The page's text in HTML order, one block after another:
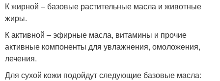
К жирной – базовые растительные масла и животные
жиры.
К активной – эфирные масла, витамины и прочие
активные компоненты для увлажнения, омоложения,
лечения.
Для сухой кожи подойдут следующие базовые масла: